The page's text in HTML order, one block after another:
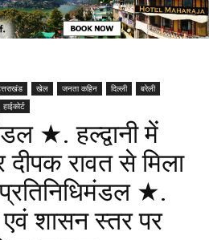
खेल जनता कहिन दिल्ली
बरेली
हाईकोर्ट
★. हल्द्वानी में
रावत से मिला
★.
शासन स्तर पर